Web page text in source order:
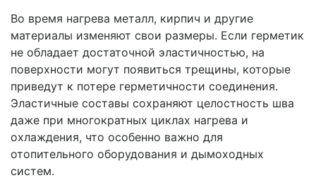
Во время нагрева металл, кирпич и другие
материалы изменяют свои размеры. Если герметик
не обладает достаточной эластичностью, на
поверхности могут появиться трещины, которые
приведут к потере герметичности соединения.
Эластичные составы сохраняют целостность шва
даже при многократных циклах нагрева и
охлаждения, что особенно важно для
отопительного оборудования и дымоходных
систем.